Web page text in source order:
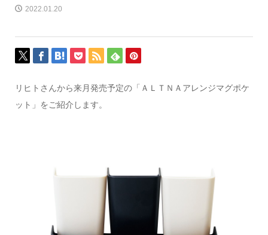
2022.01.20
リヒトさんから来月発売予定の「ＡＬＴＮＡアレンジマグポケ
ット」をご紹介します。